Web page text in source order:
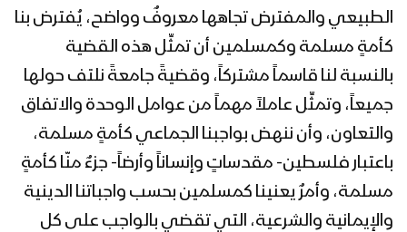
من جبهات حرض والجمارك بمناسبة يوم
القدس العالمي
جهادا مقدسا – القول السديد 1444هـ
مونتاج زامل محور الحق – عيسى الليث
1444هـ
الطبيعي والمفترض تجاهها معروفٌ وواضح، يُفترض بنا
كأمةٍ مسلمة وكمسلمين أن تمثِّل هذه القضية
بالنسبة لنا قاسماً مشتركاً، وقضيةً جامعةً نلتف حولها
جميعاً، وتمثِّل عاملاً مهماً من عوامل الوحدة والاتفاق
والتعاون، وأن ننهض بواجبنا الجماعي كأمةٍ مسلمة،
باعتبار فلسطين- مقدساتٍ وإنساناً وأرضاً- جزءٌ منّا كأمةٍ
مسلمة، وأمرٌ يعنينا كمسلمين بحسب واجباتنا الدينية
والإيمانية والشرعية، التي تقضي بالواجب على كل